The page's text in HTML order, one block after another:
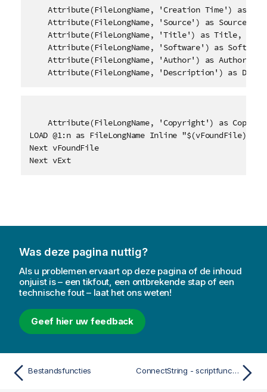
Attribute(FileLongName, 'Creation Time') as
    Attribute(FileLongName, 'Source') as Source,
    Attribute(FileLongName, 'Title') as Title,
Attribute(FileLongName, 'Software') as
    Attribute(FileLongName, 'Author') as Author,
Attribute(FileLongName, 'Description') as
Attribute(FileLongName, 'Copyright') as
LOAD @1:n as FileLongName Inline
Next vFoundFile
Next vExt
Was deze pagina nuttig?
Als u problemen ervaart op deze pagina of de inhoud
onjuist is – een tikfout, een ontbrekende stap of een
technische fout – laat het ons weten!
Geef hier uw feedback
Bestandsfuncties ConnectString - scriptfunctie